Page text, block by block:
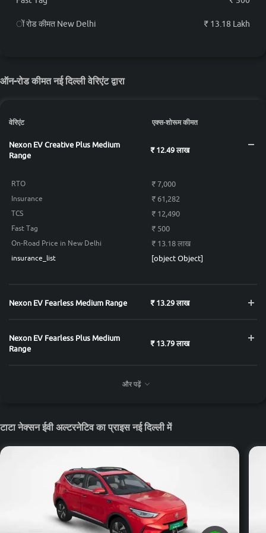
ों रोड कीमत New Delhi ₹ 13.18 Lakh
ऑन-रोड कीमत नई दिल्ली वेरिएंट द्वारा
वेरिएंट एक्स-शोरूम कीमत
Nexon EV Creative Plus Medium
Range
₹ 12.49 लाख
RTO ₹ 7,000
Insurance ₹ 61,282
TCS ₹ 12,490
Fast Tag ₹ 500
On-Road Price in New Delhi ₹ 13.18 लाख
insurance_list [object Object]
Nexon EV Fearless Medium Range ₹ 13.29 लाख
Nexon EV Fearless Plus Medium
Range
₹ 13.79 लाख
Nexon EV Creative 45 Long Range
Range
₹ 14.29 लाख
Nexon EV Empowered Medium
Nexon EV Fearless 45 Long Range ₹ 14.99 लाख
और पढ़ें
टाटा नेक्सन ईवी अल्टरनेटिव का प्राइस नई दिल्ली में